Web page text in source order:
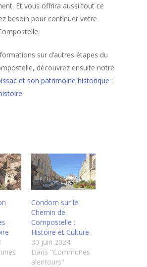
Et vous offrira aussi tout ce
besoin pour continuer votre
sur d’autres étapes du
découvrez ensuite notre
et son patrimoine historique :
Condom sur le
Chemin de
Compostelle :
Histoire et Culture
30 juin 2024
Dans "Communes
alentours"